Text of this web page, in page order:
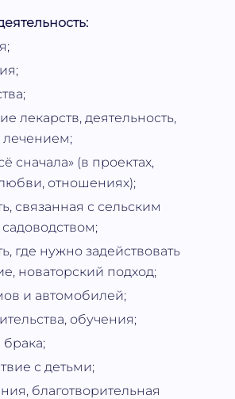
лекарств, деятельность,
лечением;
сначала» (в проектах,
отношениях);
связанная с сельским
где нужно задействовать
новаторский подход;
и автомобилей;
обучения;
с детьми;
благотворительная